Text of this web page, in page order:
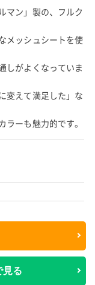
マン」製の、フルク
メッシュシートを使
しがよくなっていま
変えて満足した」な
ーも魅力的です。
見る